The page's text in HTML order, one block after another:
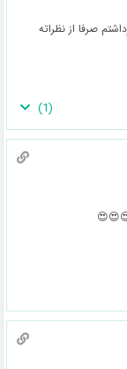
صرفا از نظراته
(
1
)